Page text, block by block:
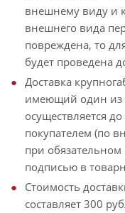
внешнему виду и
внешнего вида
повреждена, то
будет проведена
Доставка
имеющий один из
осуществляется
покупателем (по
при
подписью в
Стоимость
составляет 300